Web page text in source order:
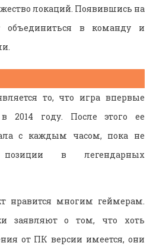
локаций. Появившись на
объединиться в команду и
то, что игра впервые
2014 году. После этого ее
с каждым часом, пока не
в легендарных
нравится многим геймерам.
заявляют о том, что хоть
от ПК версии имеется, они